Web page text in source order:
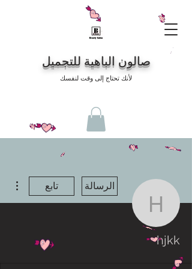
صالون الباهية للتجميل
لأنك تحتاج إلى وقت لنفسك
hjkk
الرسالة تابع
hjkk